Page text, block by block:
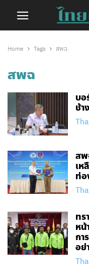
Home Tags สพฉ
สพฉ
บอ
ช้า
สพ
เห
ท่อ
ทร
หน้
กา
อย่